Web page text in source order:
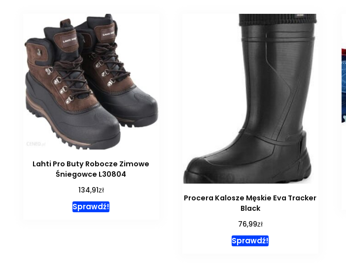
Lahti Pro Buty Robocze Zimowe
Śniegowce L30804
134,91zł
Sprawdź!
Procera Kalosze Męskie Eva Tracker
Black
76,99zł
Sprawdź!